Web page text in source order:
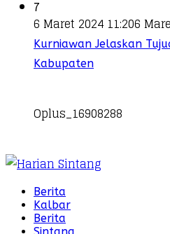
7
6 Maret 2024 11:206
Kurniawan Jelaskan
Kabupaten
Oplus_16908288
Berita
Kalbar
Berita